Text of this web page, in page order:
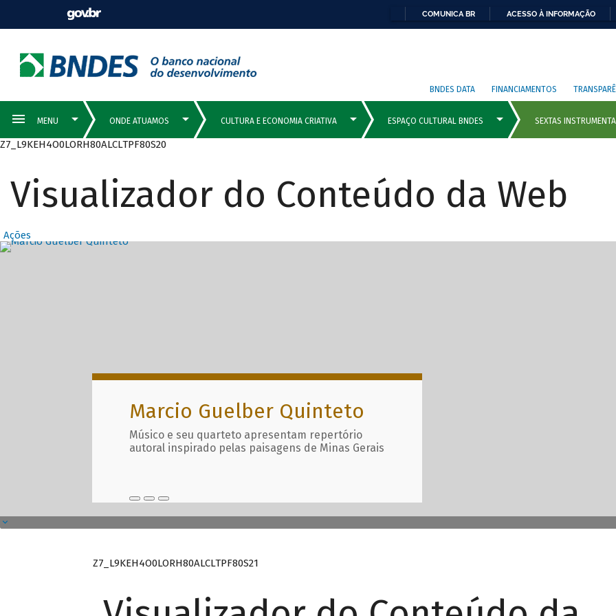
COMUNICA BR ACESSO À INFORMAÇÃO
BNDES DATA FINANCIAMENTOS
Z7_L9KEH4O0LORH80ALCLTPF80S20
Visualizador do Conteúdo da Web
Ações
Destaques Principais com
Marcio Guelber Quinteto
Músico e seu quarteto apresentam repertório
autoral inspirado pelas paisagens de Minas Gerais
Z7_L9KEH4O0LORH80ALCLTPF80S21